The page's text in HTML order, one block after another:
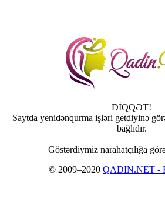
DİQQƏT!
Saytda yenidənqurma işləri getdiyinə
bağlıdır.
Göstərdiymiz narahatçılığa
© 2009–2020 QADIN.NET -